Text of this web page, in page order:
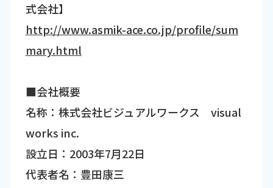
式会社】
http://www.asmik-ace.co.jp/profile/sum
mary.html
■会社概要
名称：株式会社ビジュアルワークス visual
works inc.
設立日：2003年7月22日
代表者名：豊田康三